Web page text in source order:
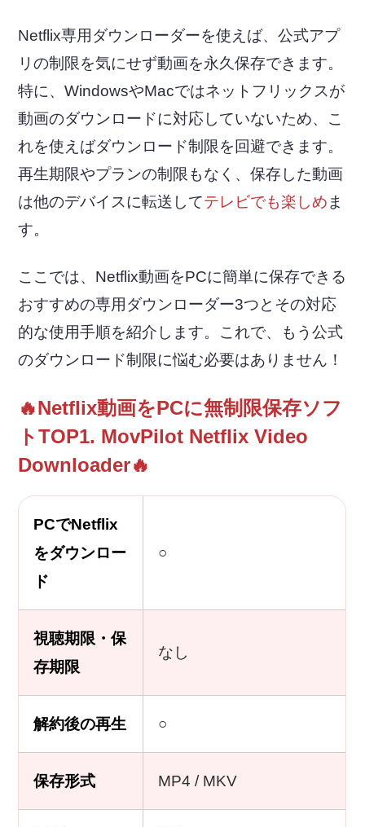
Netflix専用ダウンローダーを使えば、公式アプ
リの制限を気にせず動画を永久保存できます。
特に、WindowsやMacではネットフリックスが
動画のダウンロードに対応していないため、こ
れを使えばダウンロード制限を回避できます。
再生期限やプランの制限もなく、保存した動画
は他のデバイスに転送してテレビでも楽しめま
す。
ここでは、Netflix動画をPCに簡単に保存できる
おすすめの専用ダウンローダー3つとその対応
的な使用手順を紹介します。これで、もう公式
のダウンロード制限に悩む必要はありません！
🔥Netflix動画をPCに無制限保存ソフ
トTOP1. MovPilot Netflix Video
Downloader🔥
PCでNetflix
をダウンロー
ド
○
視聴期限・保
存期限
なし
解約後の再生 ○
保存形式 MP4 / MKV